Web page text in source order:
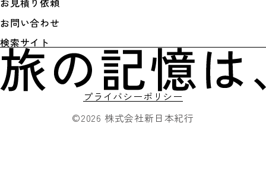
お問い合わせ
検索サイト
©2026 株式会社新日本紀行
プライバシーポリシー